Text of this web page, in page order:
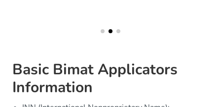
Basic Bimat Applicators
Information